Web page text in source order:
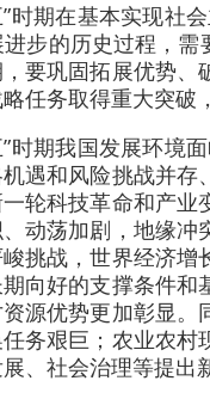
”时期在基本实现
步的历史过程，
要巩固拓展优势
任务取得重大突
”时期我国发展环
遇和风险挑战并
轮科技革命和产
动荡加剧，地缘
挑战，世界经济
向好的支撑条件
源优势更加彰显
务艰巨；农业农
、社会治理等提出